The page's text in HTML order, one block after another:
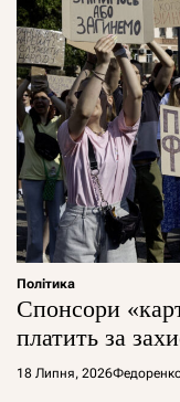
Політика
Спонсори
платить за
18 Липня, 2026